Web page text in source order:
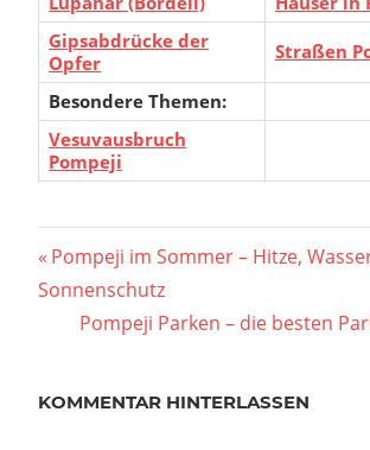
Gipsabdrücke der
Opfer
Straßen
Besondere Themen:
Vesuvausbruch
Pompeji
Beitragsnavigation
Vorheriger
Beitrag:
Pompeji im Sommer – Hitze,
Sonnenschutz
Nächster
Pompeji Parken – die besten
KOMMENTAR HINTERLASSEN